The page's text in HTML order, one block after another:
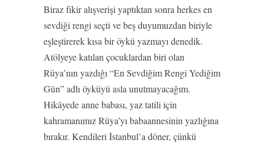
Biraz fikir alışverişi yaptıktan sonra herkes en
sevdiği rengi seçti ve beş duyumuzdan biriyle
eşleştirerek kısa bir öykü yazmayı denedik.
Atölyeye katılan çocuklardan biri olan
Rüya’nın yazdığı “En Sevdiğim Rengi Yediğim
Gün” adlı öyküyü asla unutmayacağım.
Hikâyede anne babası, yaz tatili için
kahramanımız Rüya’yı babaannesinin yazlığına
bırakır. Kendileri İstanbul’a döner, çünkü